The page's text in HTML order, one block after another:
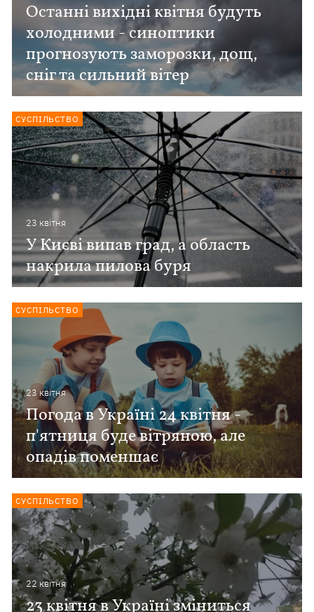
Останні вихідні квітня будуть
холодними - синоптики
прогнозують заморозки, дощ,
сніг та сильний вітер
23 квiтня
У Києві випав град, а область
накрила пилова буря
СУСПІЛЬСТВО
23 квiтня
Погода в Україні 24 квітня -
п'ятниця буде вітряною, але
опадів поменшає
СУСПІЛЬСТВО
22 квiтня
23 квітня в Україні зміниться
СУСПІЛЬСТВО